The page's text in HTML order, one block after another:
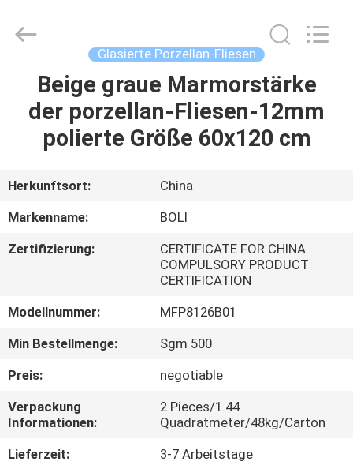
HAUSE
VIDEOS
ÜBER
WERKSBESICHTIGUNG
QUALITÄTSKONTROLLE
CERAMICS
CO.,LTD..
Glasierte Porzellan-Fliesen
Beige graue Marmorstärke
der porzellan-Fliesen-12mm
polierte Größe 60x120 cm
Herkunftsort:
China
Markenname:
BOLI
Zertifizierung:
CERTIFICATE FOR CHINA
COMPULSORY PRODUCT
CERTIFICATION
Modellnummer:
MFP8126B01
Min Bestellmenge:
Sgm 500
Preis:
negotiable
Verpackung
Informationen:
2 Pieces/1.44
Quadratmeter/48kg/Carton
Lieferzeit:
3-7 Arbeitstage